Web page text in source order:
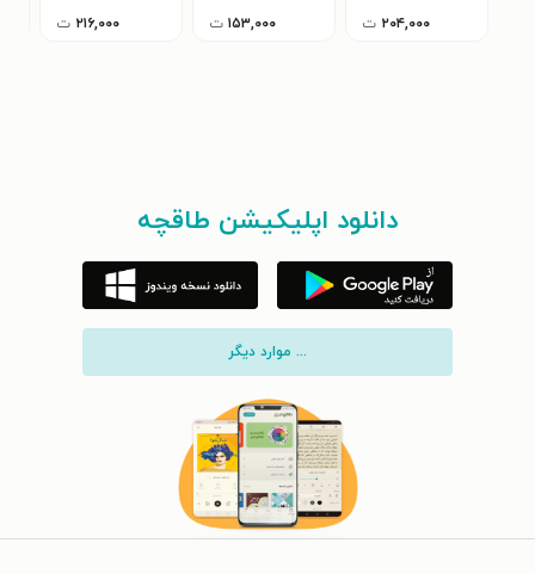
۲۰۴,۰۰۰ ت ۱۵۳,۰۰۰ ت ۲۱۶,۰۰۰ ت
دانلود اپلیکیشن طاقچه
... موارد دیگر